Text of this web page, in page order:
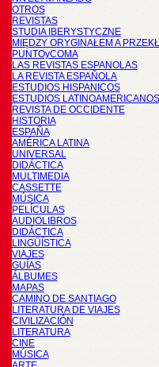
OTROS
REVISTAS
STUDIA IBERYSTYCZNE
MIĘDZY ORYGINAŁEM A
PUNTOyCOMA
LAS REVISTAS ESPANOLAS
LA REVISTA ESPAÑOLA
ESTUDIOS HISPANICOS
ESTUDIOS LATINOAMERICANOS
REVISTA DE OCCIDENTE
HISTORIA
ESPAÑA
AMÉRICA LATINA
UNIVERSAL
DIDÁCTICA
MULTIMEDIA
CASSETTE
MÚSICA
PELÍCULAS
AUDIOLIBROS
DIDÁCTICA
LINGÜÍSTICA
VIAJES
GUÍAS
ÁLBUMES
MAPAS
CAMINO DE SANTIAGO
LITERATURA DE VIAJES
CIVILIZACIÓN
LITERATURA
CINE
MÚSICA